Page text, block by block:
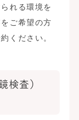
れる環境を
ご希望の方
ください。
検査）